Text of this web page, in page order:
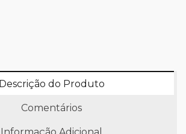
Descrição do Produto
Comentários